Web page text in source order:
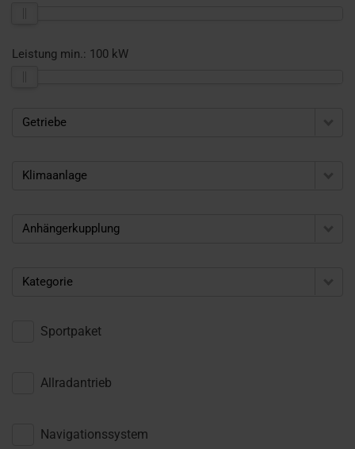
Leistung min.: 100 kW
Getriebe
Klimaanlage
Anhängerkupplung
Kategorie
Sportpaket
Allradantrieb
Navigationssystem